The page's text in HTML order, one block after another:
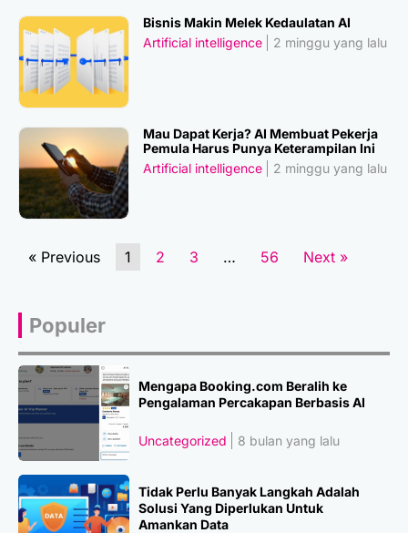
Bisnis Makin Melek Kedaulatan AI
Artificial intelligence
2 minggu yang lalu
Mau Dapat Kerja? AI Membuat Pekerja
Pemula Harus Punya Keterampilan Ini
Artificial intelligence
2 minggu yang lalu
« Previous 1 2 3 … 56 Next »
Populer
Mengapa Booking.com Beralih ke
Pengalaman Percakapan Berbasis AI
Uncategorized 8 bulan yang lalu
Tidak Perlu Banyak Langkah Adalah
Solusi Yang Diperlukan Untuk
Amankan Data